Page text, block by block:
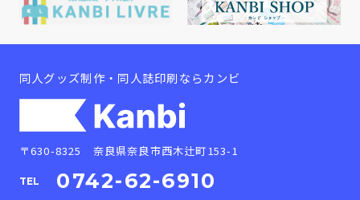
同人グッズ制作・同人誌印刷ならカンビ
〒630-8325 奈良県奈良市西木辻町153-1
TEL
0742-62-6910